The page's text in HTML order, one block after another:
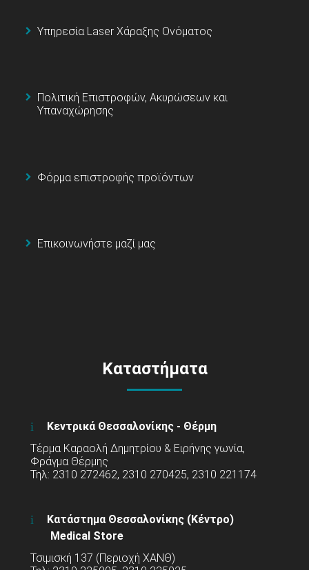
Υπηρεσία Laser Χάραξης Ονόματος
Πολιτική Επιστροφών, Ακυρώσεων και
Υπαναχώρησης
Φόρμα επιστροφής προϊόντων
Επικοινωνήστε μαζί μας
Καταστήματα
Κεντρικά Θεσσαλονίκης - Θέρμη
Τέρμα Καραολή Δημητρίου & Ειρήνης γωνία,
Φράγμα Θέρμης
Τηλ: 2310 272462, 2310 270425, 2310 221174
Κατάστημα Θεσσαλονίκης (Κέντρο)
Medical Store
Τσιμισκή 137 (Περιοχή ΧΑΝΘ)